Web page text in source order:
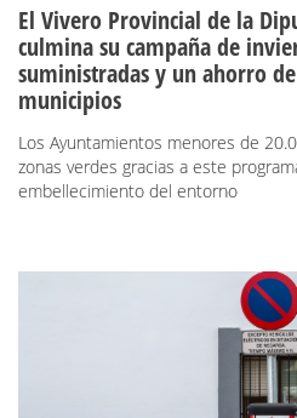
El Vivero Provincial de la
culmina su campaña de
suministradas y un ahorro
municipios
Los Ayuntamientos menores de
zonas verdes gracias a este
embellecimiento del entorno